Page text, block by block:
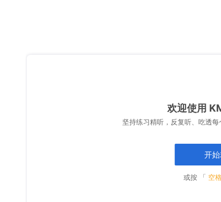
欢迎使用
坚持练习精听，反复听、吃透
开
或按 「 空